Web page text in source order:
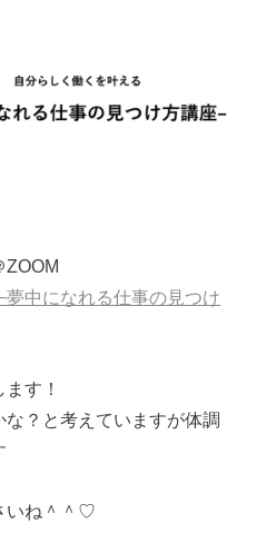
ZOOM
中になれる仕事の見つけ
す！
？ と考えていますが体調
いね＾＾♡